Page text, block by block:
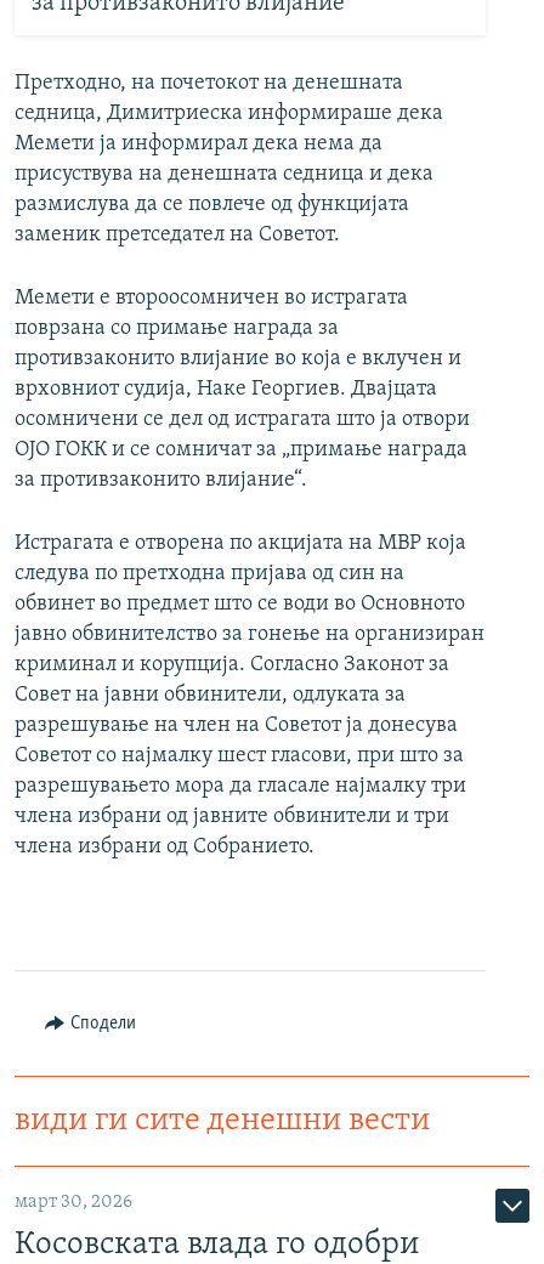
Претходно, на почетокот на денешната
седница, Димитриеска информираше дека
Мемети ја информирал дека нема да
присуствува на денешната седница и дека
размислува да се повлече од функцијата
заменик претседател на Советот.
Мемети е второосомничен во истрагата
поврзана со примање награда за
противзаконито влијание во која е вклучен и
врховниот судија, Наке Георгиев. Двајцата
осомничени се дел од истрагата што ја отвори
ОЈО ГОКК и се сомничат за „примање награда
за противзаконито влијание“.
Истрагата е отворена по акцијата на МВР која
следува по претходна пријава од син на
обвинет во предмет што се води во Основното
јавно обвинителство за гонење на организиран
криминал и корупција. Согласно Законот за
Совет на јавни обвинители, одлуката за
разрешување на член на Советот ја донесува
Советот со најмалку шест гласови, при што за
разрешувањето мора да гласале најмалку три
члена избрани од јавните обвинители и три
члена избрани од Собранието.
Сподели
види ги сите денешни вести
март 30, 2026
Косовската влада го одобри